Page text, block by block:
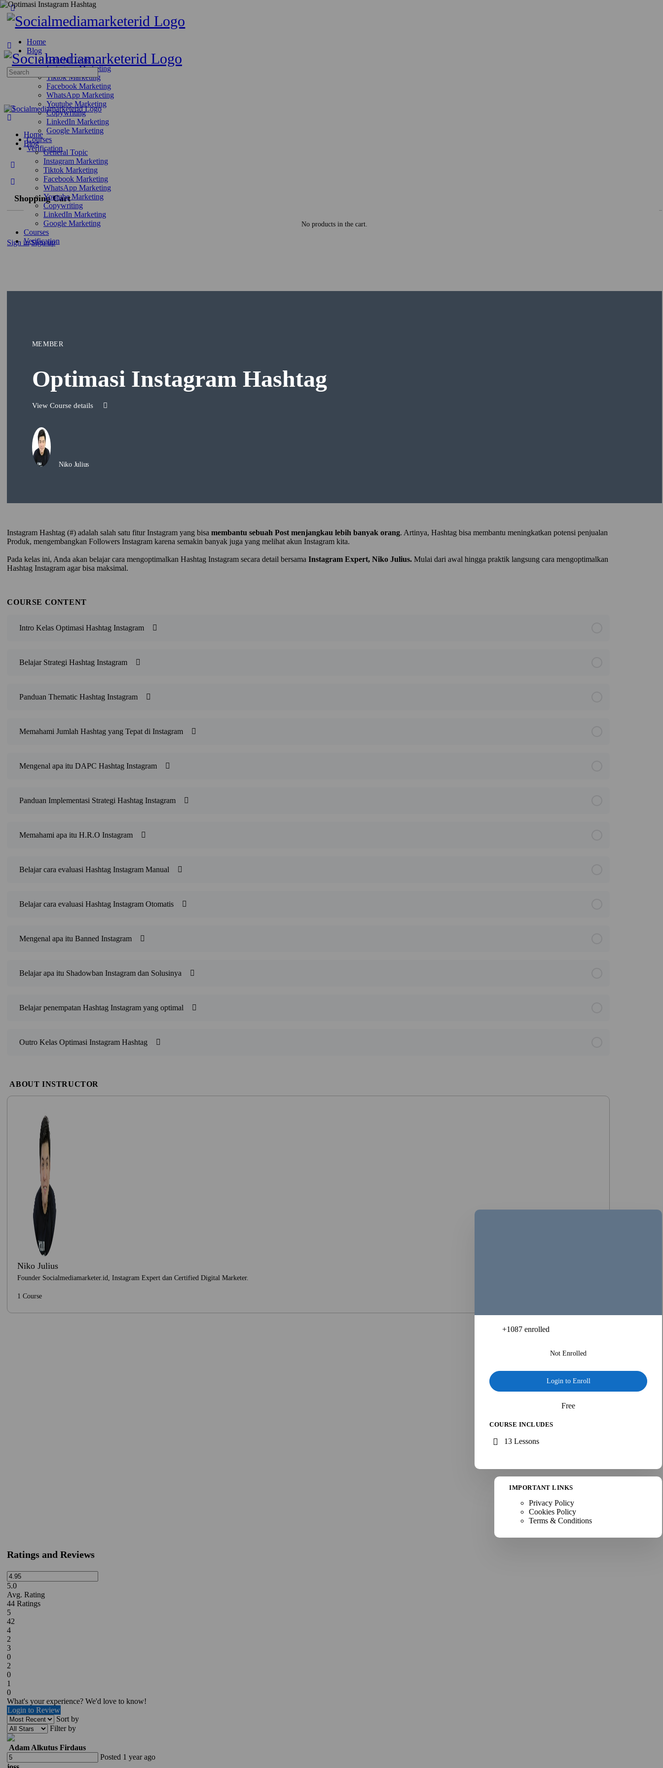
Home
Blog
General Topic
Instagram Marketing
Tiktok Marketing
Facebook Marketing
WhatsApp Marketing
Youtube Marketing
Copywriting
LinkedIn Marketing
Google Marketing
Courses
Verification
Shopping Cart
No products in the cart.
Sign in Sign up
Search
for:
Home
Blog
General Topic
Instagram Marketing
Tiktok Marketing
Facebook Marketing
WhatsApp Marketing
Youtube Marketing
Copywriting
LinkedIn Marketing
Google Marketing
Courses
Verification
MEMBER
Optimasi Instagram Hashtag
View Course details
Niko Julius
Instagram Hashtag (#) adalah salah satu fitur Instagram yang bisamembantu sebuah Post menjangkau lebih banyak orang. Artinya, Hashtag bisa membantu meningkatkan potensi penjualan
Produk, mengembangkan Followers Instagram karena semakin banyak juga yang melihat akun Instagram kita.
Pada kelas ini, Anda akan belajar cara mengoptimalkan Hashtag Instagram secara detail bersamaInstagram Expert, Niko Julius. Mulai dari awal hingga praktik langsung cara mengoptimalkan
Hashtag Instagram agar bisa maksimal.
COURSE CONTENT
Intro Kelas Optimasi Hashtag Instagram
Belajar Strategi Hashtag Instagram
Panduan Thematic Hashtag Instagram
Memahami Jumlah Hashtag yang Tepat di Instagram
Mengenal apa itu DAPC Hashtag Instagram
Panduan Implementasi Strategi Hashtag Instagram
Memahami apa itu H.R.O Instagram
Belajar cara evaluasi Hashtag Instagram Manual
Belajar cara evaluasi Hashtag Instagram Otomatis
Mengenal apa itu Banned Instagram
Belajar apa itu Shadowban Instagram dan Solusinya
Belajar penempatan Hashtag Instagram yang optimal
Outro Kelas Optimasi Instagram Hashtag
ABOUT INSTRUCTOR
Niko Julius
Founder Socialmediamarketer.id, Instagram Expert dan Certified Digital Marketer.
1 Course
+1087enrolled
Not Enrolled
Login to Enroll
Free
COURSE INCLUDES
13 Lessons
IMPORTANT LINKS
Privacy Policy
Cookies Policy
Terms & Conditions
Ratings and Reviews
5.0
Avg. Rating
44 Ratings
5
42
4
2
3
0
2
0
1
0
What's your experience? We'd love to know!
Login to Review
Sort by
Filter by
Adam Alkutus Firdaus
Posted 1 year ago